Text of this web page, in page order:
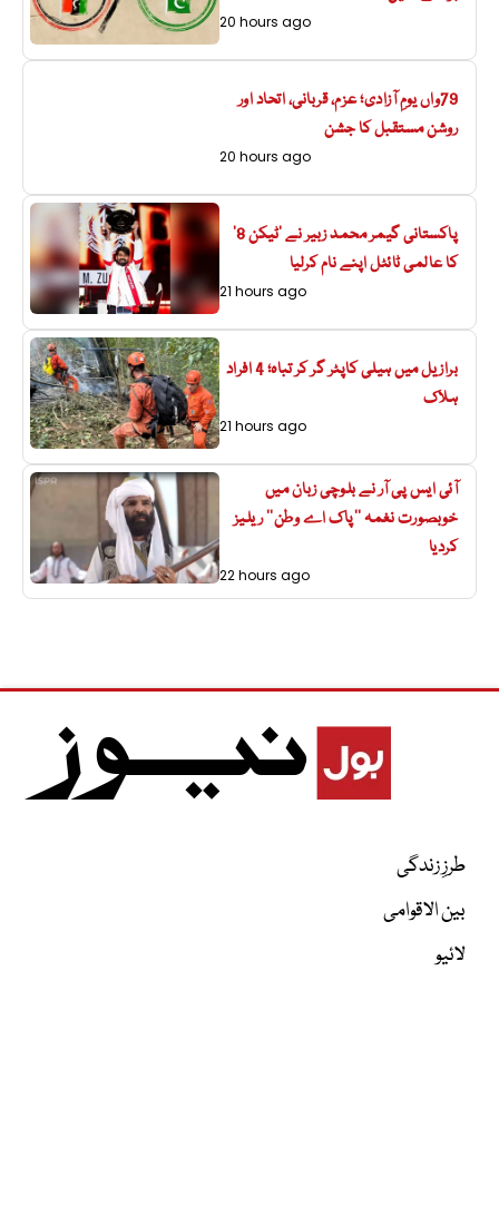
20 hours ago
79واں یومِ آزادی؛ عزم، قربانی، اتحاد اور
روشن مستقبل کا جشن
20 hours ago
پاکستانی گیمر محمد زبیر نے ’ٹیکن 8‘
کا عالمی ٹائٹل اپنے نام کرلیا
21 hours ago
برازیل میں ہیلی کاپٹر گر کر تباہ؛ 4 افراد
ہلاک
21 hours ago
آئی ایس پی آر نے بلوچی زبان میں
خوبصورت نغمہ ’’پاک اے وطن‘‘ ریلیز
کردیا
22 hours ago
طرزِ زندگی
بین الاقوامی
لائیو